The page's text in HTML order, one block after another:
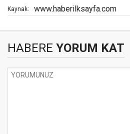
Kaynak: www.haberilksayfa.com
HABERE YORUM KAT